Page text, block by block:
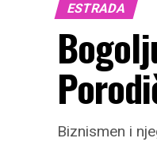
ESTRADA
Biznismen i